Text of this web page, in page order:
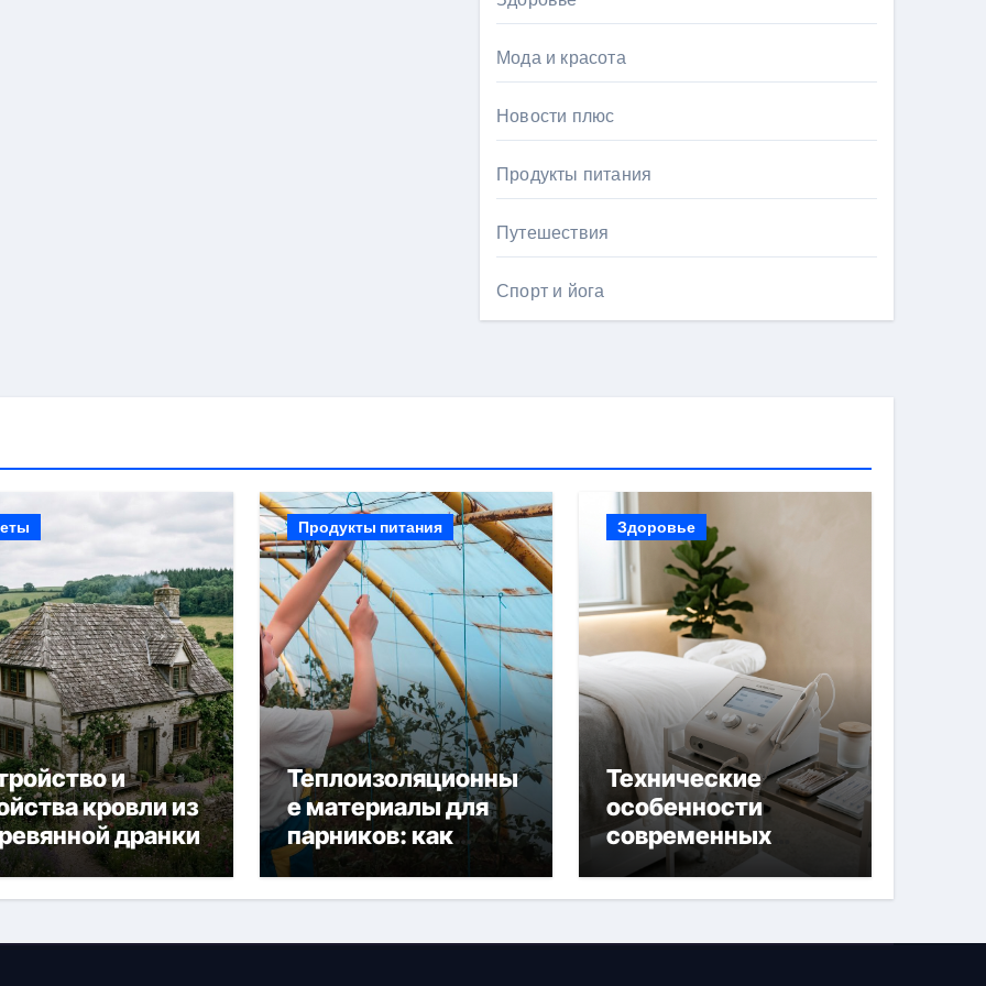
Мода и красота
Новости плюс
Продукты питания
Путешествия
Спорт и йога
и
кровли из
дранки
Продукты питания
Теплоизоляционны
е материалы для
парников: как
сохранить тепло и
получить богатый
Здоровье
Технические
особенности
современных
аппаратов для
электроэпиляции